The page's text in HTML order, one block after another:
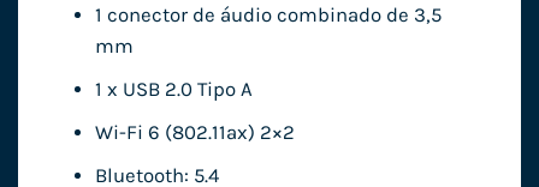
1 conector de áudio combinado de 3,5
mm
1 x USB 2.0 Tipo A
Wi-Fi 6 (802.11ax) 2×2
Bluetooth: 5.4